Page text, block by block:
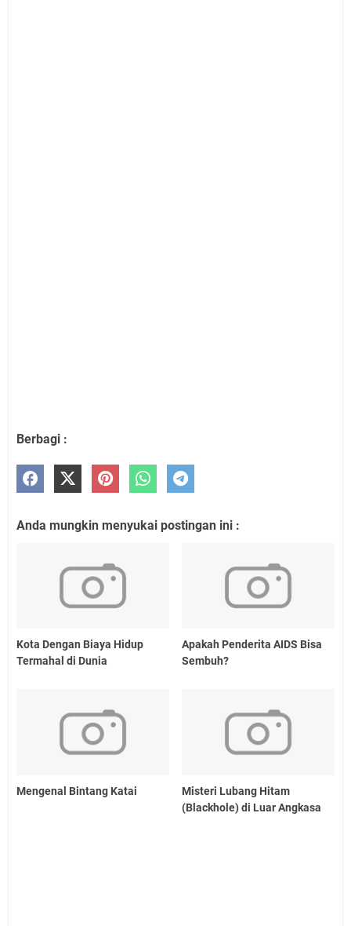
Berbagi :
Anda mungkin menyukai postingan ini :
Kota Dengan Biaya Hidup
Termahal di Dunia
Apakah Penderita AIDS Bisa
Sembuh?
Mengenal Bintang Katai
Misteri Lubang Hitam
(Blackhole) di Luar Angkasa